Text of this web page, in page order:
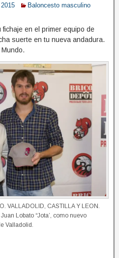
Baloncesto masculino
fichaje en el primer equipo de
suerte en tu nueva andadura.
VALLADOLID, CASTILLA Y LEON.
Lobato “Jota’, como nuevo
Valladolid.